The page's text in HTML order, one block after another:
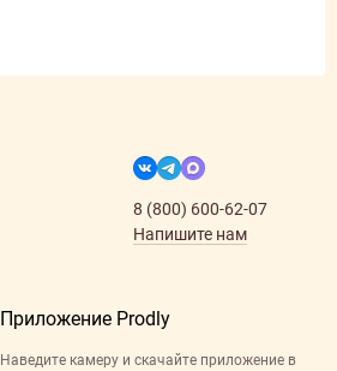
8 (800) 600-62-07
Напишите нам
Приложение Prodly
Наведите камеру и скачайте приложение в